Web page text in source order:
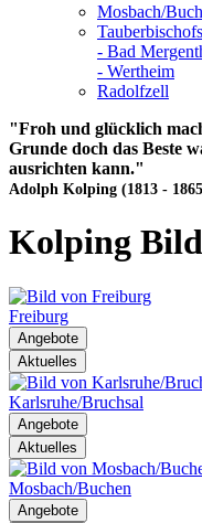
Mosbach/
- Bad
- Wertheim
Radolfzell
"Froh und glücklich
Grunde doch das Beste
ausrichten kann."
Adolph Kolping (1813 -
Kolping
Freiburg
Angebote
Aktuelles
Karlsruhe/Bruchsal
Angebote
Aktuelles
Mosbach/Buchen
Angebote